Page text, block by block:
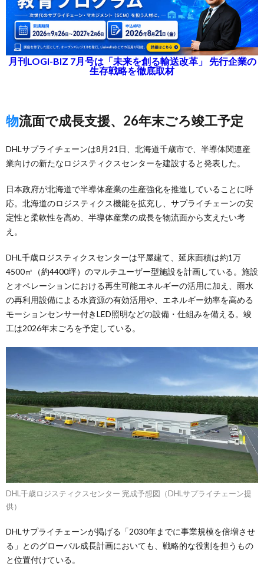
月刊LOGI-BIZ 7月号は「未来を創る輸送改革」 先行企業の
生存戦略を徹底取材
物流面で成長支援、26年末ごろ竣工予定
DHLサプライチェーンは8月21日、北海道千歳市で、半導体関連産
業向けの新たなロジスティクスセンターを建設すると発表した。
日本政府が北海道で半導体産業の生産強化を推進していることに呼
応。北海道のロジスティクス機能を拡充し、サプライチェーンの安
定性と柔軟性を高め、半導体産業の成長を物流面から支えたい考
え。
DHL千歳ロジスティクスセンターは平屋建て、延床面積は約1万
4500㎡（約4400坪）のマルチユーザー型施設を計画している。施設
とオペレーションにおける再生可能エネルギーの活用に加え、雨水
の再利用設備による水資源の有効活用や、エネルギー効率を高める
モーションセンサー付きLED照明などの設備・仕組みを備える。竣
工は2026年末ごろを予定している。
DHL千歳ロジスティクスセンター 完成予想図（DHLサプライチェーン提
供）
DHLサプライチェーンが掲げる「2030年までに事業規模を倍増させ
る」とのグローバル成長計画においても、戦略的な役割を担うもの
と位置付けている。